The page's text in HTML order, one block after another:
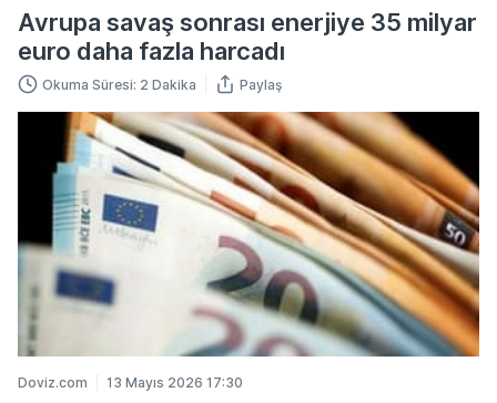
Avrupa savaş sonrası enerjiye 35 milyar
euro daha fazla harcadı
Okuma Süresi: 2 Dakika Paylaş
Doviz.com 13 Mayıs 2026 17:30